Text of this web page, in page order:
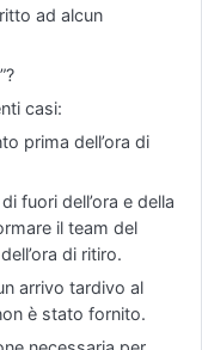
ad alcun
casi:
prima dell’ora di
fuori dell’ora e della
il team del
di ritiro.
arrivo tardivo al
è stato fornito.